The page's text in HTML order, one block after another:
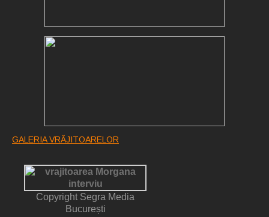
GALERIA VRĂJITOARELOR
Copyright Segra Media
București